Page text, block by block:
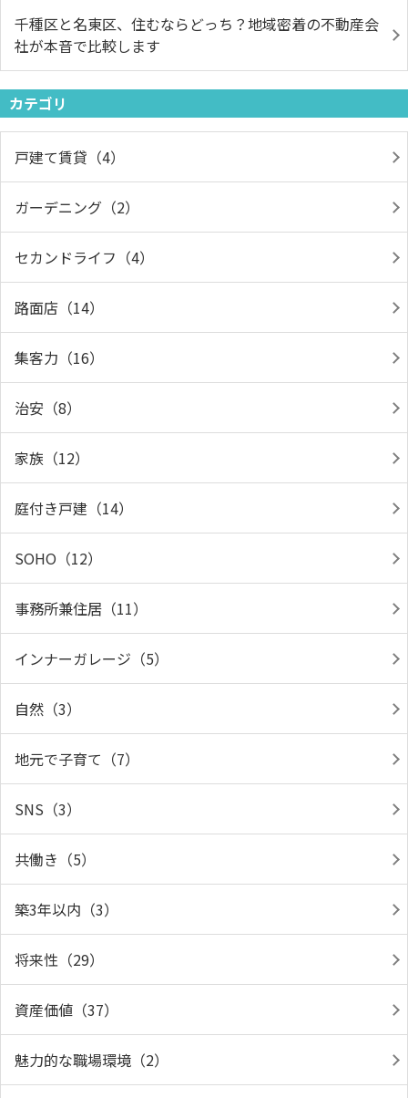
千種区と名東区、住むならどっち？地域密着の不動産会
社が本音で比較します
カテゴリ
戸建て賃貸（4）
ガーデニング（2）
セカンドライフ（4）
路面店（14）
集客力（16）
治安（8）
家族（12）
庭付き戸建（14）
SOHO（12）
事務所兼住居（11）
インナーガレージ（5）
自然（3）
地元で子育て（7）
SNS（3）
共働き（5）
築3年以内（3）
将来性（29）
資産価値（37）
魅力的な職場環境（2）